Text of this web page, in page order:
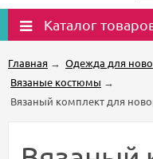
Каталог
Главная → Одежда для
Вязаные костюмы →
Вязаный комплект для